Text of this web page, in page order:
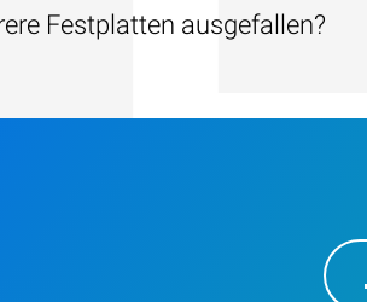
Festplatten ausgefallen?